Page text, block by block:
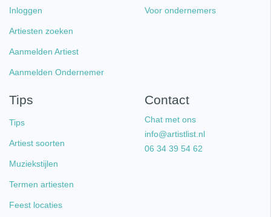
Inloggen
Artiesten zoeken
Aanmelden Artiest
Aanmelden Ondernemer
Voor ondernemers
Tips
Tips
Artiest soorten
Muziekstijlen
Termen artiesten
Feest locaties
Contact
Chat met ons
info@artistlist.nl
06 34 39 54 62